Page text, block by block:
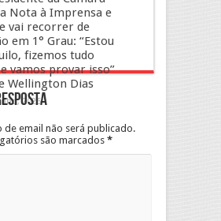
Nota à Imprensa e
vai recorrer de
em 1° Grau: “Estou
fizemos tudo
vamos provar isso”
Wellington Dias
2026
de email não será publicado.
são marcados *